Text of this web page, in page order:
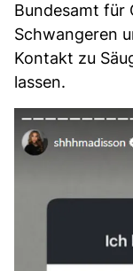
Bundesamt für
Schwangeren
Kontakt zu
lassen.